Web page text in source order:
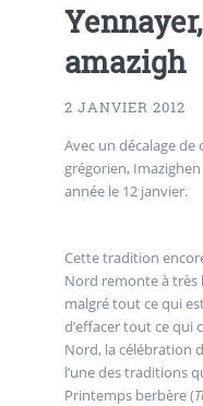
amazigh
2 JANVIER 2012
Avec un décalage
grégorien,
année le 12 janvier.
Cette tradition
Nord remonte à très
malgré tout ce qui
d’effacer tout ce qui
Nord, la célébration
l’une des traditions
Printemps berbère (